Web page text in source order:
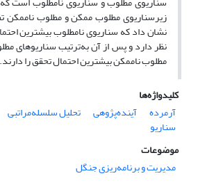
زیرسناریوی مطلوب ممکن و مطلوب
نشان داد که سناریوی نامطلوب بیشترین
نظر دارد و پس از آن به‌ترتیب سناریوهای
مطلوب ناممکن بیشترین احتمال تحقق را دارند.
کلیدواژه‌ها
آرمرده
آینده‌پژوهی تحلیل سلسله‌مراتبی
سناریو
موضوعات
مدیریت و برنامه‌ریزی جنگل